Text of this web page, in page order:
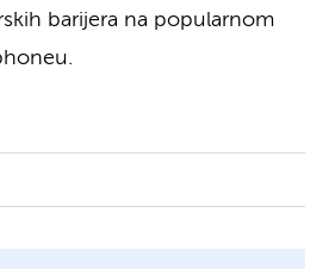
barijera na popularnom